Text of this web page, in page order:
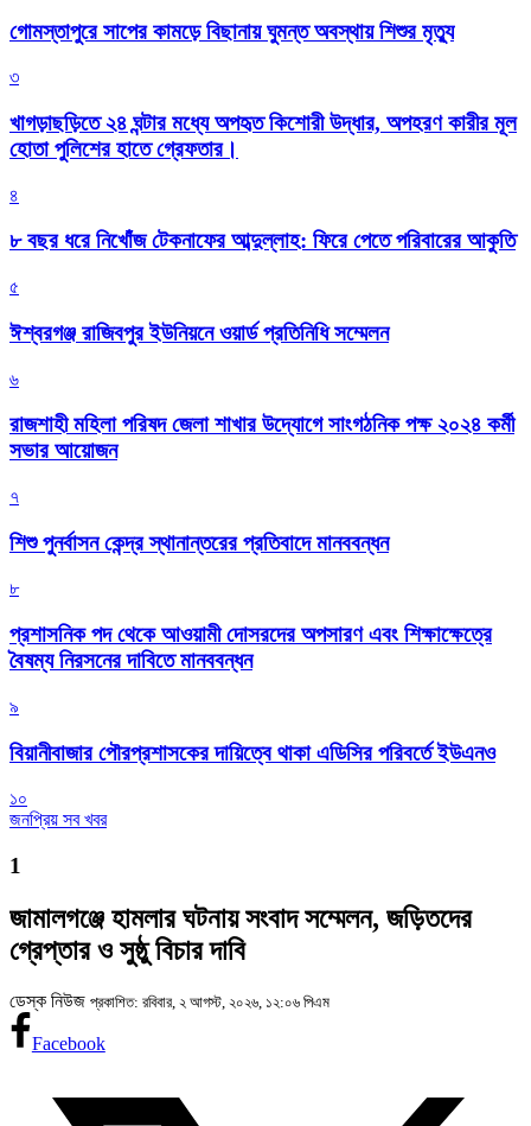
গোমস্তাপুরে সাপের কামড়ে বিছানায় ঘুমন্ত অবস্থায় শিশুর মৃত্যু
৩
খাগড়াছড়িতে ২৪ ঘন্টার মধ্যে অপহৃত কিশোরী উদ্ধার, অপহরণ কারীর মূল
হোতা পুলিশের হাতে গ্রেফতার।
৪
৮ বছর ধরে নিখোঁজ টেকনাফের আব্দুল্লাহ: ফিরে পেতে পরিবারের আকুতি
৫
ঈশ্বরগঞ্জ রাজিবপুর ইউনিয়নে ওয়ার্ড প্রতিনিধি সম্মেলন
৬
রাজশাহী মহিলা পরিষদ জেলা শাখার উদ্যোগে সাংগঠনিক পক্ষ ২০২৪ কর্মী
সভার আয়োজন
৭
শিশু পুনর্বাসন কেন্দ্র স্থানান্তরের প্রতিবাদে মানববন্ধন
৮
প্রশাসনিক পদ থেকে আওয়ামী দোসরদের অপসারণ এবং শিক্ষাক্ষেত্রে
বৈষম্য নিরসনের দাবিতে মানববন্ধন
৯
বিয়ানীবাজার পৌরপ্রশাসকের দায়িত্বে থাকা এডিসির পরিবর্তে ইউএনও
১০
জনপ্রিয় সব খবর
1
জামালগঞ্জে হামলার ঘটনায় সংবাদ সম্মেলন, জড়িতদের
গ্রেপ্তার ও সুষ্ঠু বিচার দাবি
ডেস্ক নিউজ প্রকাশিত: রবিবার, ২ আগস্ট, ২০২৬, ১২:০৬ পিএম
Facebook